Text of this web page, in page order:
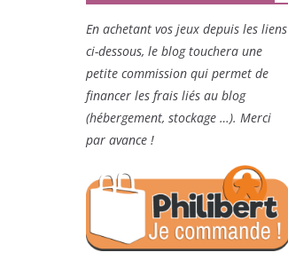
En achetant vos jeux depuis les liens
ci-dessous, le blog touchera une
petite commission qui permet de
financer les frais liés au blog
(hébergement, stockage …). Merci
par avance !